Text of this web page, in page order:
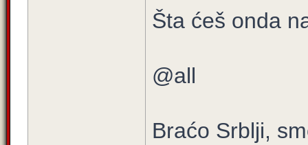
Šta ćeš onda
@all
Braćo Srblji,